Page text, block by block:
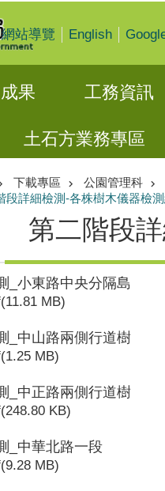
網站導覽
English
果 工務資訊
土石方業務專區
下載專區 公園管理科
段詳細檢測-各株樹木儀器檢
第二階段
_小東路中央分隔島
MB)
_中山路兩側行道樹
MB)
_中正路兩側行道樹
KB)
_中華北路一段
MB)